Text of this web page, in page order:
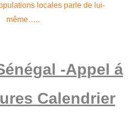
locales parle de lui-
même…..
-Appel á
Calendrier